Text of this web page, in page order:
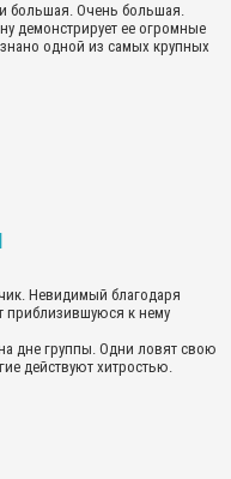
большая. Очень большая.
демонстрирует ее огромные
одной из самых крупных
Невидимый благодаря
приблизившуюся к нему
дне группы. Одни ловят свою
действуют хитростью.